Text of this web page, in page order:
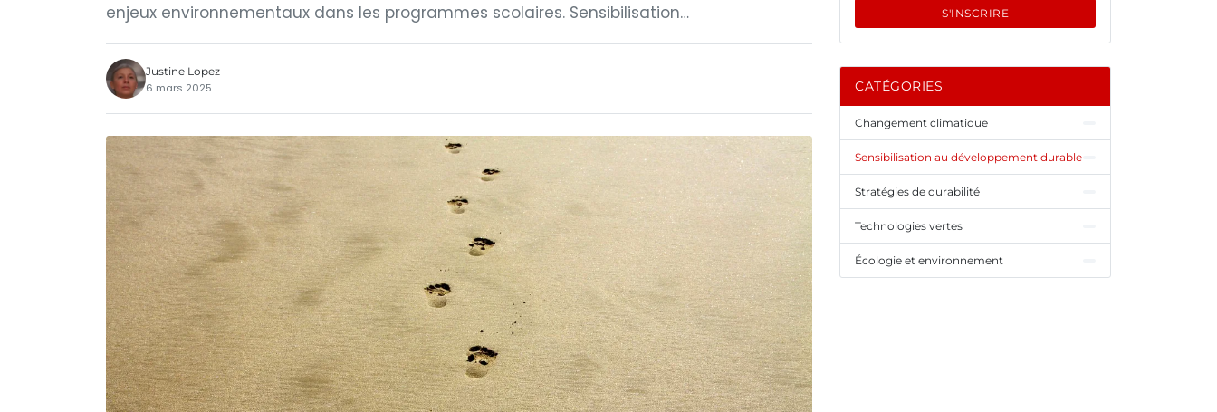
enjeux environnementaux dans les programmes scolaires. Sensibilisation…
Justine Lopez
6 mars 2025
S'INSCRIRE
CATÉGORIES
Changement climatique
Sensibilisation au développement durable
Stratégies de durabilité
Technologies vertes
Écologie et environnement